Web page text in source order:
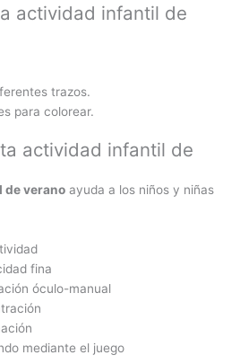
actividad infantil de
trazos.
para colorear.
actividad infantil de
de verano ayuda a los niños y niñas
fina
óculo-manual
mediante el juego